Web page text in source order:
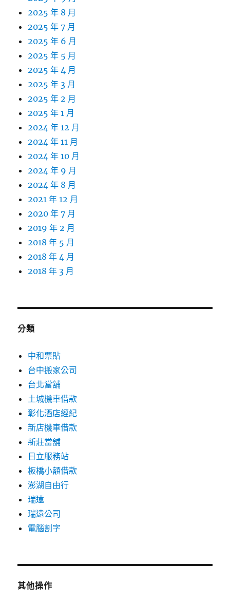
2025 年 8 月
2025 年 7 月
2025 年 6 月
2025 年 5 月
2025 年 4 月
2025 年 3 月
2025 年 2 月
2025 年 1 月
2024 年 12 月
2024 年 11 月
2024 年 10 月
2024 年 9 月
2024 年 8 月
2021 年 12 月
2020 年 7 月
2019 年 2 月
2018 年 5 月
2018 年 4 月
2018 年 3 月
分類
中和票貼
台中搬家公司
台北當舖
土城機車借款
彰化酒店經紀
新店機車借款
新莊當舖
日立服務站
板橋小額借款
澎湖自由行
瑞遠
瑞遠公司
電腦割字
其他操作